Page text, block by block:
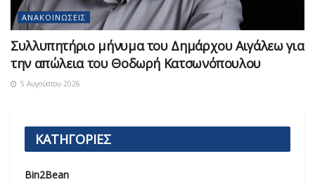
ΑΝΑΚΟΙΝΏΣΕΙΣ
Συλλυπητήριο μήνυμα του Δημάρχου Αιγάλεω για
την απώλεια του Θοδωρή Κατσωνόπουλου
5 Αυγούστου 2026
ΚΑΤΗΓΟΡΙΕΣ
Bin2Bean